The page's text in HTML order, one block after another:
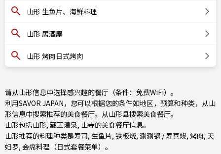
山形 生鱼片、海鲜料理
山形 居酒屋
山形 烤肉日式烤肉
请从山形信息中选择感兴趣的餐厅（条件：免费WiFi）。
利用SAVOR JAPAN，您可以根据您的条件如地区，预算和种类，从山
形信息中搜索推荐的美食餐厅。从山形县搜索美食餐厅。
山形包括山形, 藏王温泉, 山寺的美食餐厅信息。
山形推荐的料理种类是寿司, 生鱼片, 铁板烧, 涮涮锅 / 寿喜烧, 烤肉, 天
妇罗, 会席料理（日式套餐菜单） 。